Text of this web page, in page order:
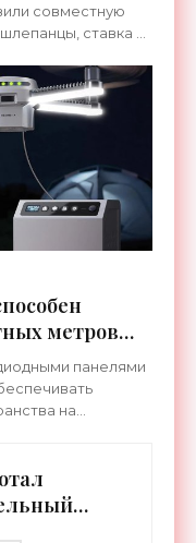
совместную
ставка в
метров
панелями
на